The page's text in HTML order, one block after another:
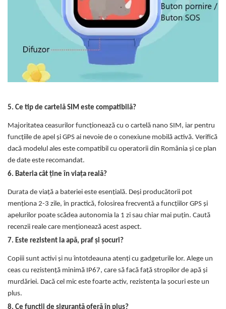
5. Ce tip de cartelă SIM este compatibilă?
Majoritatea ceasurilor funcționează cu o cartelă nano SIM, iar pentru
funcțiile de apel și GPS ai nevoie de o conexiune mobilă activă. Verifică
dacă modelul ales este compatibil cu operatorii din România și ce plan
de date este recomandat.
6. Bateria cât ține în viața reală?
Durata de viață a bateriei este esențială. Deși producătorii pot
menționa 2-3 zile, în practică, folosirea frecventă a funcțiilor GPS și
apelurilor poate scădea autonomia la 1 zi sau chiar mai puțin. Caută
recenzii reale care menționează acest aspect.
7. Este rezistent la apă, praf și șocuri?
Copiii sunt activi și nu întotdeauna atenți cu gadgeturile lor. Alege un
ceas cu rezistență minimă IP67, care să facă față stropilor de apă și
murdăriei. Dacă cel mic este foarte activ, rezistența la șocuri este un
plus.
8. Ce funcții de siguranță oferă în plus?